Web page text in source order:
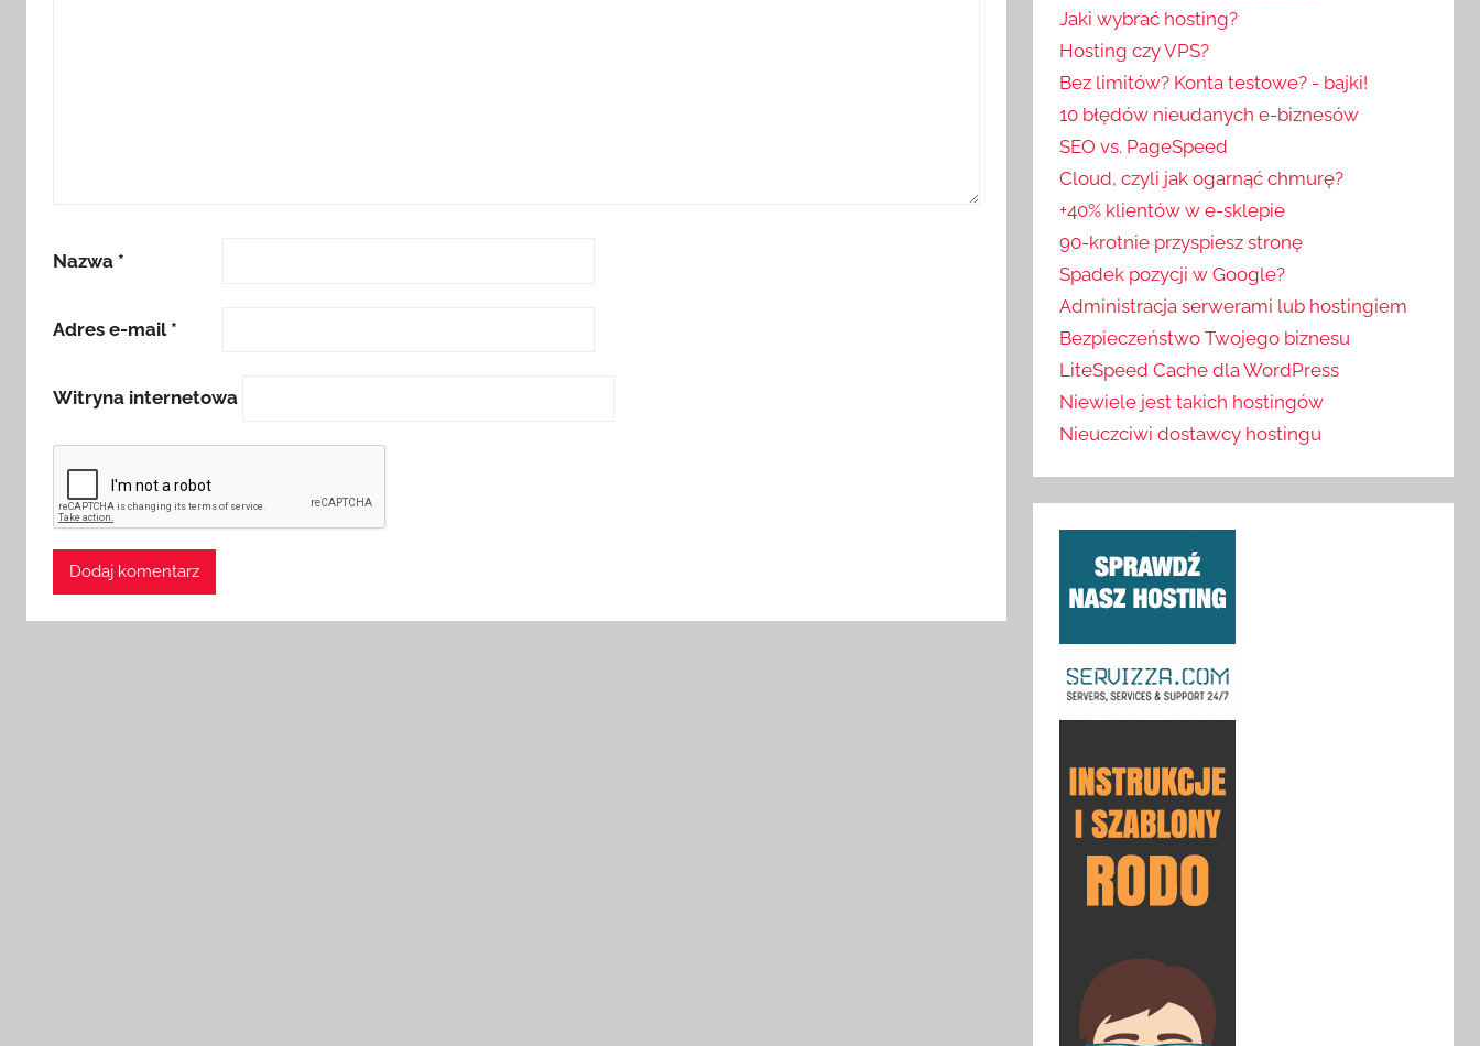
Nazwa *
Adres e-mail *
Witryna internetowa
Jaki wybrać hosting?
Hosting czy VPS?
Bez limitów? Konta testowe? - bajki!
10 błędów nieudanych e-biznesów
SEO vs. PageSpeed
Cloud, czyli jak ogarnąć chmurę?
+40% klientów w e-sklepie
90-krotnie przyspiesz stronę
Spadek pozycji w Google?
Administracja serwerami lub hostingiem
Bezpieczeństwo Twojego biznesu
LiteSpeed Cache dla WordPress
Niewiele jest takich hostingów
Nieuczciwi dostawcy hostingu